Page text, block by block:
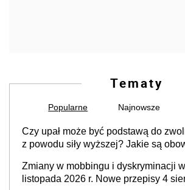
Tematy
Popularne Najnowsze
Czy upał może być podstawą do
z powodu siły wyższej? Jakie są
Zmiany w mobbingu i dyskryminacji
listopada 2026 r. Nowe przepisy 4